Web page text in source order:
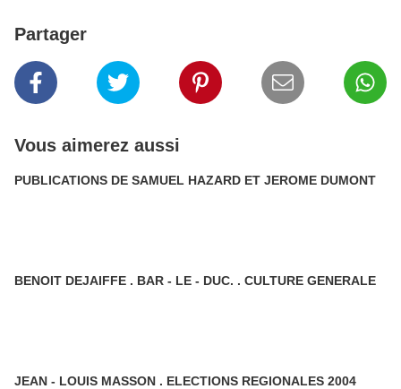
Partager
Vous aimerez aussi
PUBLICATIONS DE SAMUEL HAZARD ET JEROME DUMONT
BENOIT DEJAIFFE . BAR - LE - DUC. . CULTURE GENERALE
JEAN - LOUIS MASSON . ELECTIONS REGIONALES 2004